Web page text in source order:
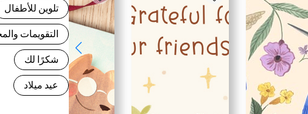
تلوين للأطفال
التقويمات
شكرًا لك
عيد ميلاد